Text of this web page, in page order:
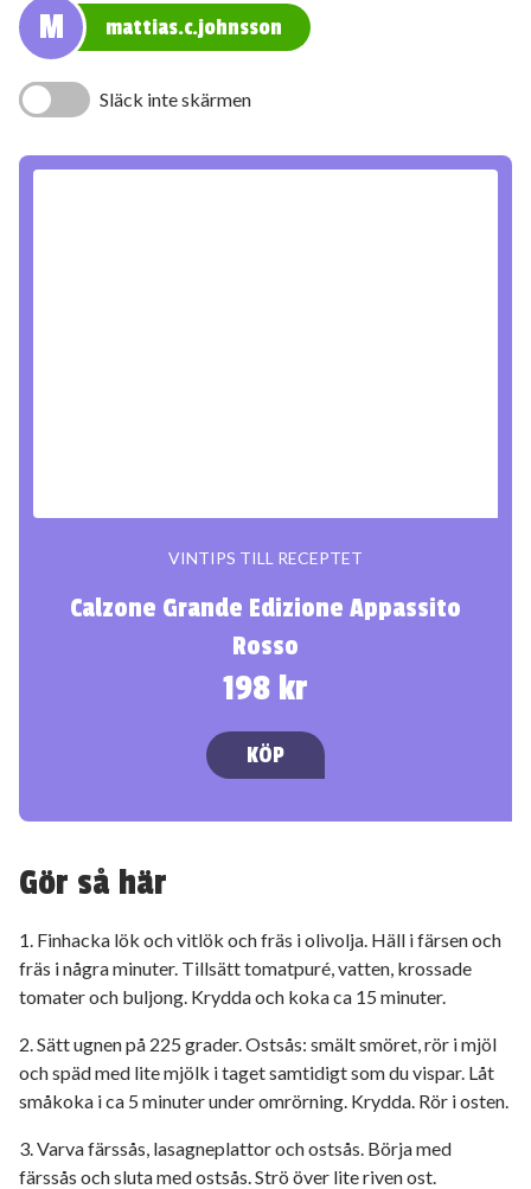
M mattias.c.johnsson
Släck inte skärmen
VINTIPS TILL RECEPTET
Calzone Grande Edizione Appassito
Rosso
198 kr
KÖP
Gör så här
1. Finhacka lök och vitlök och fräs i olivolja. Häll i färsen och
fräs i några minuter. Tillsätt tomatpuré, vatten, krossade
tomater och buljong. Krydda och koka ca 15 minuter.
2. Sätt ugnen på 225 grader. Ostsås: smält smöret, rör i mjöl
och späd med lite mjölk i taget samtidigt som du vispar. Låt
småkoka i ca 5 minuter under omrörning. Krydda. Rör i osten.
3. Varva färssås, lasagneplattor och ostsås. Börja med
färssås och sluta med ostsås. Strö över lite riven ost.